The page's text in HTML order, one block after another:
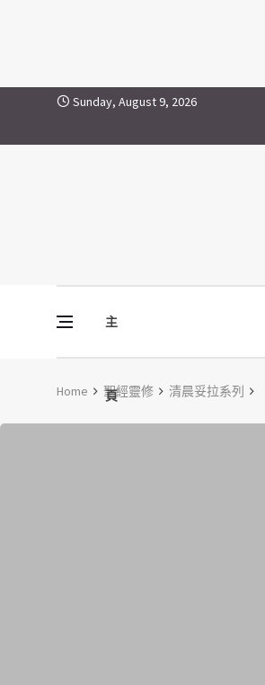
Skip to contentSunday, August 9, 2026
主
頁
Vine Media
葡萄樹傳媒
Home 聖經靈修 清晨妥拉系列